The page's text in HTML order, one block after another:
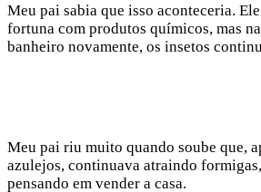
Meu pai sabia que isso aconteceria.
fortuna com produtos químicos, mas
banheiro novamente, os insetos
Meu pai riu muito quando soube que,
azulejos, continuava atraindo
pensando em vender a casa.